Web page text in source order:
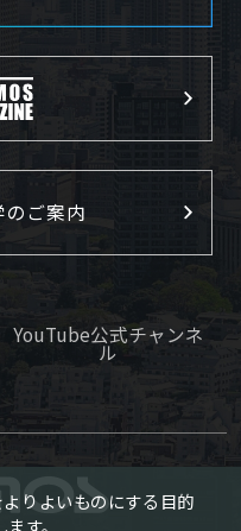
のご案内
YouTube公式チャンネ
ル
りよいものにする目的
す。